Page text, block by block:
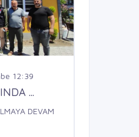
12:39
...
DEVAM